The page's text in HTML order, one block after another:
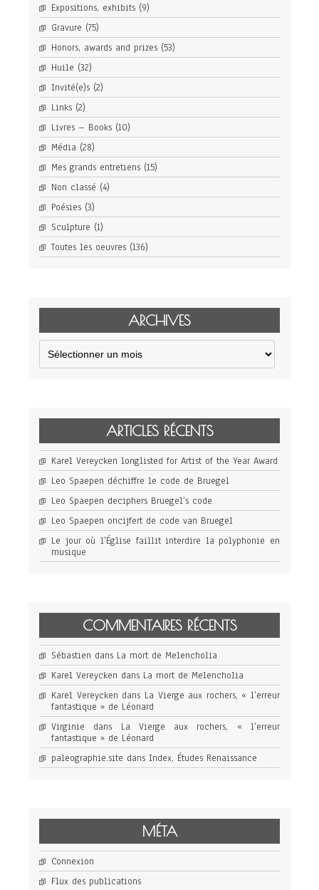
Expositions, exhibits (9)
Gravure (75)
Honors, awards and prizes (53)
Huile (32)
Invité(e)s (2)
Links (2)
Livres – Books (10)
Média (28)
Mes grands entretiens (15)
Non classé (4)
Poésies (3)
Sculpture (1)
Toutes les oeuvres (136)
ARCHIVES
Archives
ARTICLES RÉCENTS
Karel Vereycken longlisted for Artist of the Year Award
Leo Spaepen déchiffre le code de Bruegel
Leo Spaepen deciphers Bruegel’s code
Leo Spaepen oncijfert de code van Bruegel
Le jour où l’Église faillit interdire la polyphonie en
musique
COMMENTAIRES RÉCENTS
Sébastien dans La mort de Melencholia
Karel Vereycken dans La mort de Melencholia
Karel Vereycken dans La Vierge aux rochers, « l’erreur
fantastique » de Léonard
Virginie dans La Vierge aux rochers, « l’erreur
fantastique » de Léonard
paleographie.site dans Index, Études Renaissance
MÉTA
Connexion
Flux des publications